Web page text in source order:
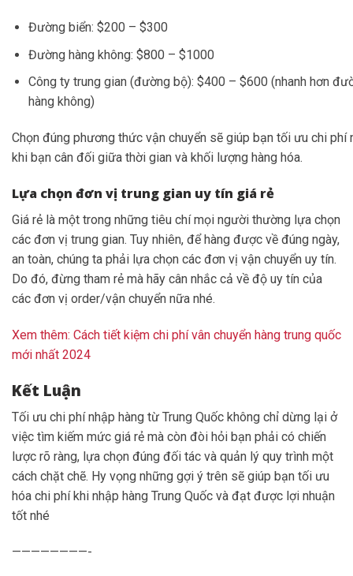
Đường biển: $200 – $300
Đường hàng không: $800 – $1000
Công ty trung gian (đường bộ): $400 – $600 (nhanh hơn
hàng không)
Chọn đúng phương thức vận chuyển sẽ giúp bạn tối ưu chi phí
khi bạn cân đối giữa thời gian và khối lượng hàng hóa.
Lựa chọn đơn vị trung gian uy tín giá rẻ
Giá rẻ là một trong những tiêu chí mọi người thường lựa chọn
các đơn vị trung gian. Tuy nhiên, để hàng được về đúng ngày,
an toàn, chúng ta phải lựa chọn các đơn vị vận chuyển uy tín.
Do đó, đừng tham rẻ mà hãy cân nhắc cả về độ uy tín của
các đơn vị order/vận chuyển nữa nhé.
Xem thêm: Cách tiết kiệm chi phí vân chuyển hàng trung quốc
mới nhất 2024
Kết Luận
Tối ưu chi phí nhập hàng từ Trung Quốc không chỉ dừng lại ở
việc tìm kiếm mức giá rẻ mà còn đòi hỏi bạn phải có chiến
lược rõ ràng, lựa chọn đúng đối tác và quản lý quy trình một
cách chặt chẽ. Hy vọng những gợi ý trên sẽ giúp bạn tối ưu
hóa chi phí khi nhập hàng Trung Quốc và đạt được lợi nhuận
tốt nhé
————————-